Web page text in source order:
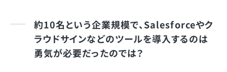
約10名という企業規模で、Salesforceやク
ラウドサインなどのツールを導入するのは
勇気が必要だったのでは？